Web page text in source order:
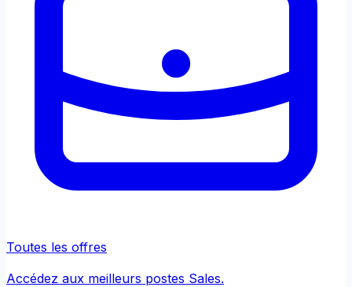
Toutes les offres
Accédez aux meilleurs postes Sales.